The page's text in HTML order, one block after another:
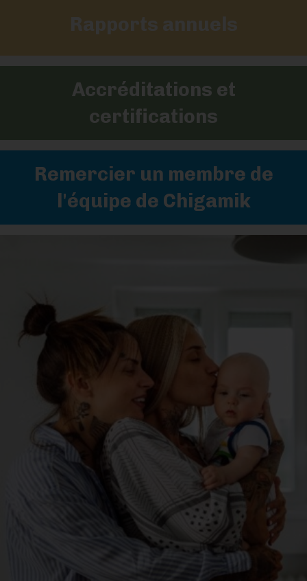
Remercier un membre de
l'équipe de Chigamik
Accréditations et
certifications
Rapports annuels